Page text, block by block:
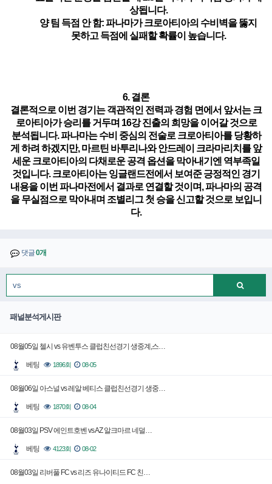
상됩니다.
양 팀 득점 안 함: 파나마가 크로아티아의 수비벽을 뚫지
못하고 득점에 실패할 확률이 높습니다.
6. 결론
결론적으로 이번 경기는 객관적인 전력과 경험 면에서 앞서는 크
로아티아가 승리를 거두며 16강 진출의 희망을 이어갈 것으로
분석됩니다. 파나마는 수비 중심의 전술로 크로아티아를 당황하
게 하려 하겠지만, 마르틴 바투리나와 안드레이 크라마리치를 앞
세운 크로아티아의 다채로운 공격 옵션을 막아내기엔 역부족일
것입니다. 크로아티아는 잉글랜드전에서 보여준 긍정적인 경기
내용을 이번 파나마전에서 결과로 연결할 것이며, 파나마의 공격
을 무실점으로 막아내며 조별리그 첫 승을 신고할 것으로 보입니
다.
댓글0개
패널분석게시판
08월05일 첼시 vs 유벤투스 클럽친선경기 생중계,스…
베팅 1896회 08-05
08월06일 아스널 vs 레알 베티스 클럽친선경기 생중…
베팅 1870회 08-04
08월03일 PSV 에인트호벤 vs AZ 알크마르 네덜…
베팅 4123회 08-02
08월03일 리버풀 FC vs 리즈 유나이티드 FC 친…